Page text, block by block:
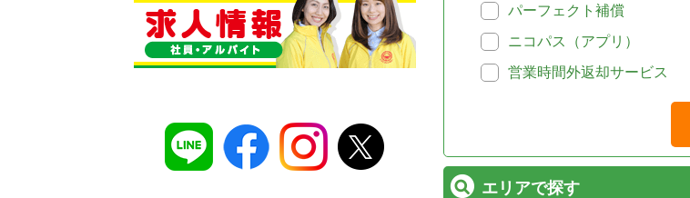
パーフェクト補償
ニコパス（アプリ）
営業時間外返却サービス
エリアで探す